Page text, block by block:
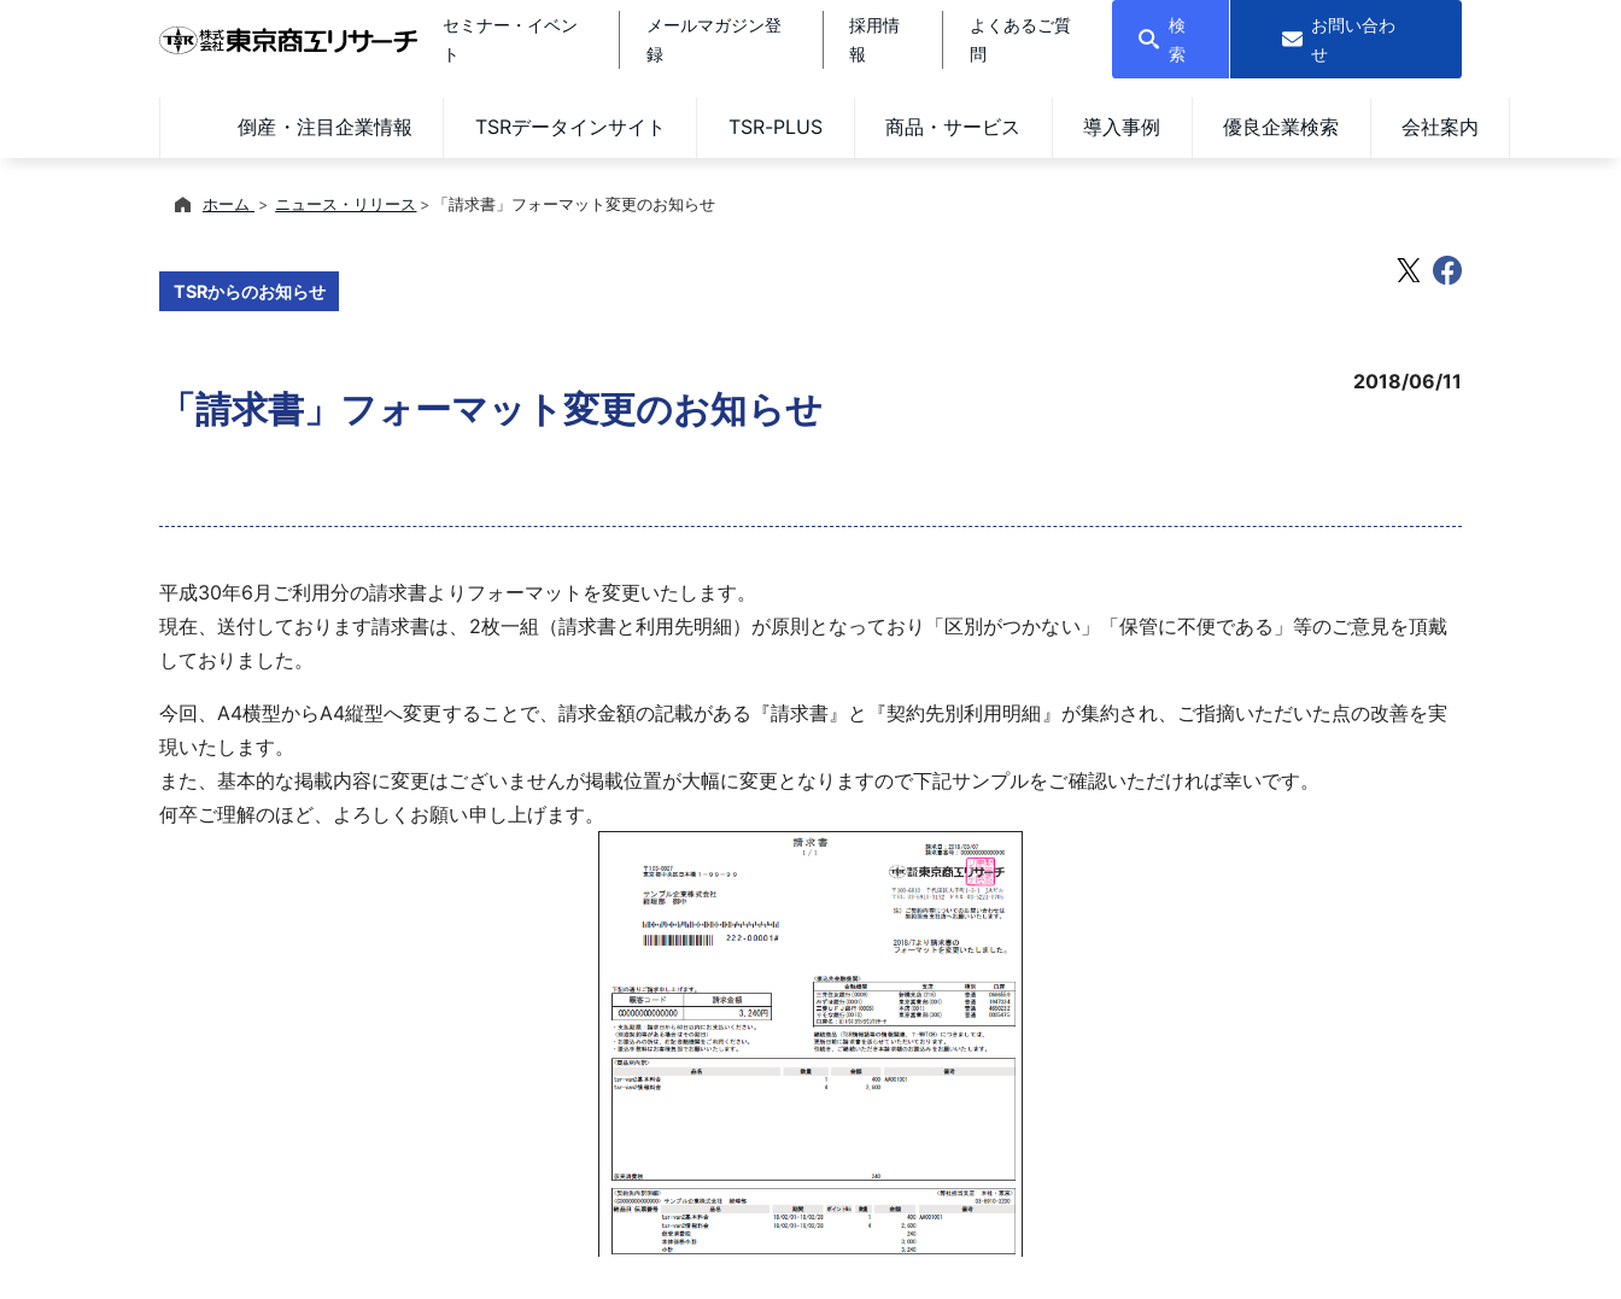
セミナー・イベン
ト
メールマガジン登
録
採用情
報
よくあるご質
問
検
索
お問い合わ
せ
倒産・注目企業情報 TSRデータインサイト TSR-PLUS 商品・サービス 導入事例 優良企業検索 会社案内
ホーム ニュース・リリース 「請求書」フォーマット変更のお知らせ
TSRからのお知らせ
「請求書」フォーマット変更のお知らせ
2018/06/11
平成30年6月ご利用分の請求書よりフォーマットを変更いたします。
現在、送付しております請求書は、2枚一組（請求書と利用先明細）が原則となっており「区別がつかない」「保管に不便である」等のご意見を頂戴
しておりました。
今回、A4横型からA4縦型へ変更することで、請求金額の記載がある『請求書』と『契約先別利用明細』が集約され、ご指摘いただいた点の改善を実
現いたします。
また、基本的な掲載内容に変更はございませんが掲載位置が大幅に変更となりますので下記サンプルをご確認いただければ幸いです。
何卒ご理解のほど、よろしくお願い申し上げます。